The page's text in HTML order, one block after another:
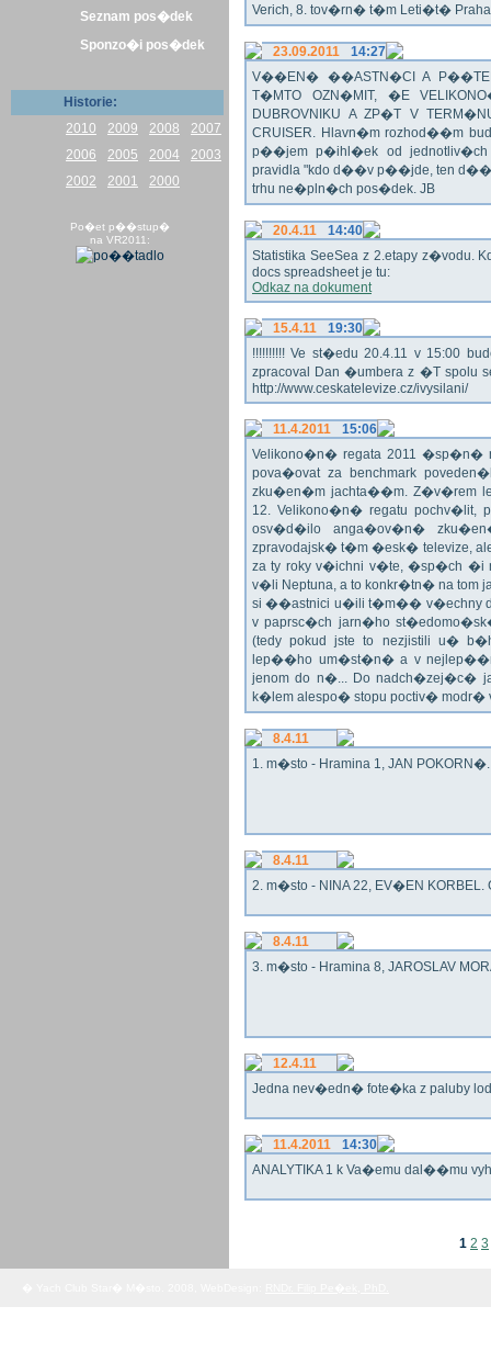
Seznam pos�dek
Sponzo�i pos�dek
Historie:
2010
2009 2008
2007
2006
2005 2004
2003
2002
2001 2000
Po�et p��stup�
na VR2011:
Verich, 8. tov�rn� t�m Leti�t� Praha
23.09.2011
14:27
V��EN� ��ASTN�CI A
T�MTO OZN�MIT, �E
DUBROVNIKU A ZP�T V
CRUISER. Hlavn�m rozhod��m
p��jem p�ihl�ek od
pravidla "kdo d��v p��jde, ten
trhu ne�pln�ch pos�dek. JB
20.4.11
14:40
Statistika SeeSea z 2.etapy z�vodu.
docs spreadsheet je tu:
Odkaz na dokument
15.4.11
19:30
!!!!!!!!!! Ve st�edu 20.4.11 v 15:00
zpracoval Dan �umbera z �T spolu
http://www.ceskatelevize.cz/ivysilani/
11.4.2011
15:06
Velikono�n� regata 2011 �sp�n�
pova�ovat za benchmark
zku�en�m jachta��m. Z�v�rem
12. Velikono�n� regatu
osv�d�ilo anga�ov�n�
zpravodajsk� t�m �esk� televize,
za ty roky v�ichni v�te, �sp�ch
v�li Neptuna, a to konkr�tn� na tom
si ��astnici u�ili t�m�� v�echny
v paprsc�ch jarn�ho
(tedy pokud jste to nezjistili u�
lep��ho um�st�n� a v
jenom do n�... Do nadch�zej�c�
k�lem alespo� stopu poctiv�
8.4.11
1. m�sto - Hramina 1, JAN
8.4.11
2. m�sto - NINA 22, EV�EN KORBEL.
8.4.11
3. m�sto - Hramina 8, JAROSLAV
12.4.11
Jedna nev�edn� fote�ka z paluby
11.4.2011
14:30
ANALYTIKA 1 k Va�emu dal��mu
1 2 3